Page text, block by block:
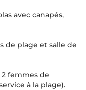
avec canapés,
de plage et salle de
2 femmes de
à la plage).